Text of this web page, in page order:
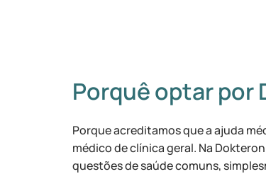
Porquê optar por
Porque acreditamos que a ajuda
médico de clínica geral. Na
questões de saúde comuns,